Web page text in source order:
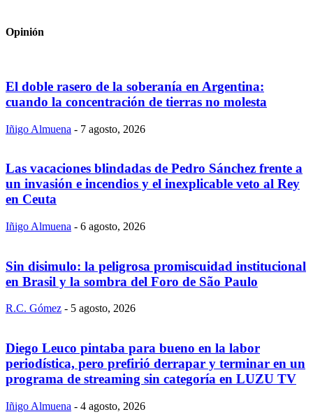
Opinión
El doble rasero de la soberanía en Argentina:
cuando la concentración de tierras no molesta
Iñigo Almuena - 7 agosto, 2026
Las vacaciones blindadas de Pedro Sánchez frente a
un invasión e incendios y el inexplicable veto al Rey
en Ceuta
Iñigo Almuena - 6 agosto, 2026
Sin disimulo: la peligrosa promiscuidad institucional
en Brasil y la sombra del Foro de São Paulo
R.C. Gómez - 5 agosto, 2026
Diego Leuco pintaba para bueno en la labor
periodística, pero prefirió derrapar y terminar en un
programa de streaming sin categoría en LUZU TV
Iñigo Almuena - 4 agosto, 2026